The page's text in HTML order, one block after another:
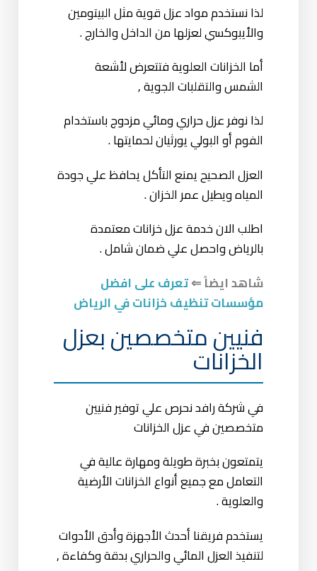
لذا نستخدم مواد عزل قوية مثل البيتومين
والأيبوكسي لعزلها من الداخل والخارج .
أما الخزانات العلوية فتتعرض لأشعة
الشمس والتقلبات الجوية ,
لذا نوفر عزل حراري ومائي مزدوج باستخدام
الفوم أو البولي يورثيان لحمايتها .
العزل الصحيح يمنع التأكل يحافظ علي جودة
المياه ويطيل عمر الخزان .
اطلب الان خدمة عزل خزانات معتمدة
بالرياض واحصل علي ضمان شامل .
شاهد ايضاً ⇐تعرف على افضل
مؤسسات تنظيف خزانات في الرياض
فنيين متخصصين بعزل
الخزانات
في شركة رافد نحرص علي توفير فنيين
متخصصين في عزل الخزانات
يتمتعون بخبرة طويلة ومهارة عالية في
التعامل مع جميع أنواع الخزانات الأرضية
والعلوية .
يستخدم فريقنا أحدث الأجهزة وأدق الأدوات
لتنفيذ العزل المائي والحراري بدقة وكفاءة ,